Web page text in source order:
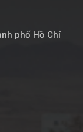
phố Hồ Chí